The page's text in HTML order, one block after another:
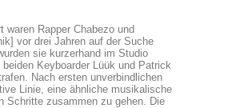
waren Rapper Chabezo und
vor drei Jahren auf der Suche
sie kurzerhand im Studio
Keyboarder Lüük und Patrick
Nach ersten unverbindlichen
Linie, eine ähnliche musikalische
Schritte zusammen zu gehen. Die